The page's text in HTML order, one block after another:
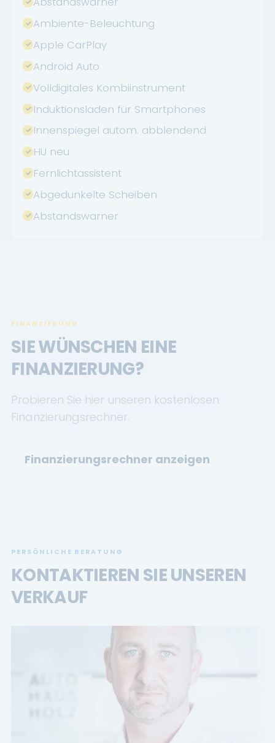
Ambiente-Beleuchtung
Apple CarPlay
Android Auto
Volldigitales Kombiinstrument
Induktionsladen für Smartphones
Innenspiegel autom. abblendend
HU neu
Fernlichtassistent
Abgedunkelte Scheiben
Abstandswarner
FINANZIERUNG
SIE WÜNSCHEN EINE
FINANZIERUNG?
Probieren Sie hier unseren kostenlosen
Finanzierungsrechner.
Finanzierungsrechner anzeigen
PERSÖNLICHE BERATUNG
KONTAKTIEREN SIE UNSEREN
VERKAUF